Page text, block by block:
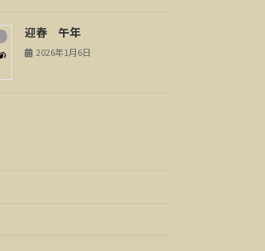
迎春 午年
2026年1月6日